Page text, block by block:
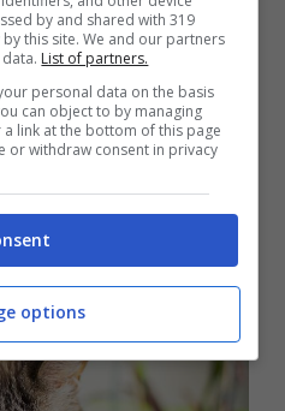
ilcomportamento
si muove più come
pigro e
a mangiare di più.
di farlo ammalare.
by and shared with 319
this site. We and our partners
List of partners.
personal data on the basis
can object to by managing
link at the bottom of this page
or withdraw consent in privacy
options